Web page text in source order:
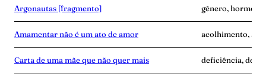
Argonautas [fragmento] gênero,
Amamentar não é um ato de amor acolhimento,
Carta de uma mãe que não quer mais deficiência,